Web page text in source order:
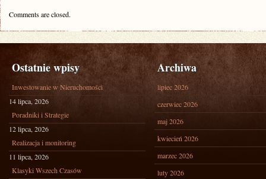
Comments are closed.
Ostatnie wpisy
Inwestowanie w Nieruchomości
14 lipca, 2026
Poradniki i Strategie
12 lipca, 2026
Realizacja i monitoring
11 lipca, 2026
Klasyki Wszech Czasów
Archiwa
lipiec 2026
czerwiec 2026
maj 2026
kwiecień 2026
marzec 2026
luty 2026